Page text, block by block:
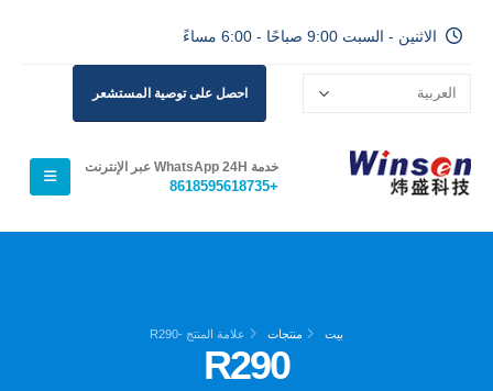
الاثنين - السبت 9:00 صباحًا - 6:00 مساءً
احصل على توصية المستشعر
خدمة WhatsApp 24H عبر الإنترنت
+8618595618735
بيت منتجات علامة المنتج -R290
R290